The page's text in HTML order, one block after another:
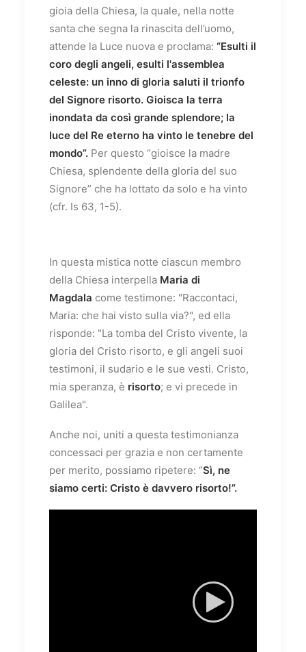
gioia della Chiesa, la quale, nella notte
santa che segna la rinascita dell’uomo,
attende la Luce nuova e proclama: “Esulti il
coro degli angeli, esulti l'assemblea
celeste: un inno di gloria saluti il trionfo
del Signore risorto. Gioisca la terra
inondata da così grande splendore; la
luce del Re eterno ha vinto le tenebre del
mondo”. Per questo “gioisce la madre
Chiesa, splendente della gloria del suo
Signore” che ha lottato da solo e ha vinto
(cfr. Is 63, 1-5).
In questa mistica notte ciascun membro
della Chiesa interpella Maria di
Magdala come testimone: "Raccontaci,
Maria: che hai visto sulla via?", ed ella
risponde: "La tomba del Cristo vivente, la
gloria del Cristo risorto, e gli angeli suoi
testimoni, il sudario e le sue vesti. Cristo,
mia speranza, è risorto; e vi precede in
Galilea".
Anche noi, uniti a questa testimonianza
concessaci per grazia e non certamente
per merito, possiamo ripetere: “Sì, ne
siamo certi: Cristo è davvero risorto!”.